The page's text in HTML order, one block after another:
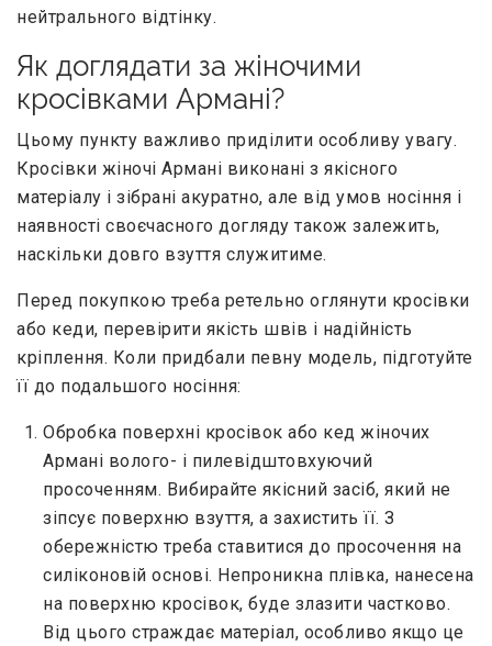
нейтрального відтінку.
Як доглядати за жіночими
кросівками Армані?
Цьому пункту важливо приділити особливу увагу.
Кросівки жіночі Армані виконані з якісного
матеріалу і зібрані акуратно, але від умов носіння і
наявності своєчасного догляду також залежить,
наскільки довго взуття служитиме.
Перед покупкою треба ретельно оглянути кросівки
або кеди, перевірити якість швів і надійність
кріплення. Коли придбали певну модель, підготуйте
її до подальшого носіння:
Обробка поверхні кросівок або кед жіночих
Армані волого- і пилевідштовхуючий
просоченням. Вибирайте якісний засіб, який не
зіпсує поверхню взуття, а захистить її. З
обережністю треба ставитися до просочення на
силіконовій основі. Непроникна плівка, нанесена
на поверхню кросівок, буде злазити частково.
Від цього страждає матеріал, особливо якщо це